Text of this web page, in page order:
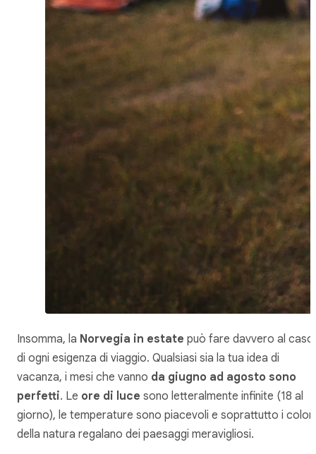
Insomma, la Norvegia in estate può fare davvero al caso
di ogni esigenza di viaggio. Qualsiasi sia la tua idea di
vacanza, i mesi che vanno da giugno ad agosto sono
perfetti. Le ore di luce sono letteralmente infinite (18 al
giorno), le temperature sono piacevoli e soprattutto i colori
della natura regalano dei paesaggi meravigliosi.